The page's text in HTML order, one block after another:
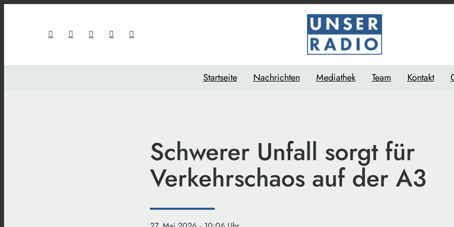
Startseite Nachrichten Mediathek Team Kontakt
Schwerer Unfall sorgt für
Verkehrschaos auf der A3